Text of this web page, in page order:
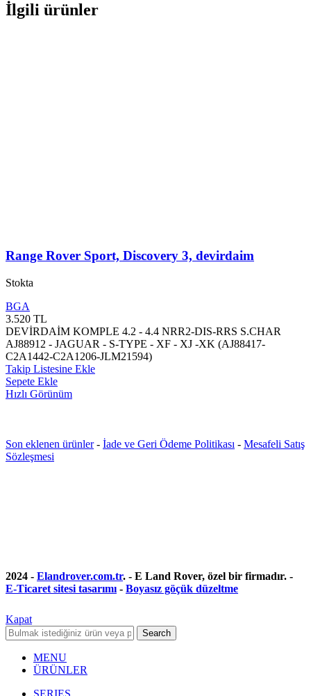
İlgili ürünler
Range Rover Sport, Discovery 3, devirdaim
Stokta
BGA
3.520 TL
DEVİRDAİM KOMPLE 4.2 - 4.4 NRR2-DIS-RRS S.CHAR
AJ88912 - JAGUAR - S-TYPE - XF - XJ -XK (AJ88417-
C2A1442-C2A1206-JLM21594)
Takip Listesine Ekle
Sepete Ekle
Hızlı Görünüm
Son eklenen ürünler- İade ve Geri Ödeme Politikası - Mesafeli Satış
Sözleşmesi
2024 - Elandrover.com.tr. - E Land Rover, özel bir firmadır. -
E-Ticaret sitesi tasarımı - Boyasız göçük düzeltme
Kapat
Search
MENU
ÜRÜNLER
SERIES